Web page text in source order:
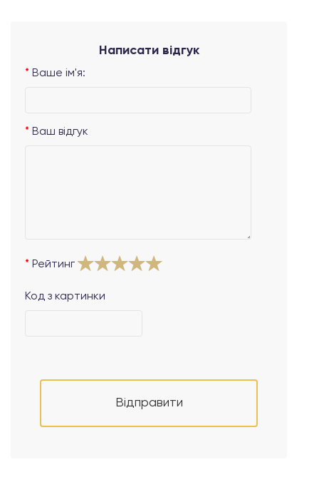
Написати відгук
Ваше ім'я:
Ваш відгук
Рейтинг
Код з картинки
Відправити